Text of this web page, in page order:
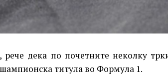
дека по почетните неколку
титула во Формула 1.